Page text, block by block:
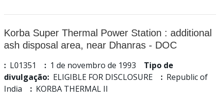
Korba Super Thermal Power Station : additional
ash disposal area, near Dhanras - DOC
: L01351 : 1 de novembro de 1993
Tipo de
divulgação: ELIGIBLE FOR DISCLOSURE : Republic of
India
: KORBA THERMAL II